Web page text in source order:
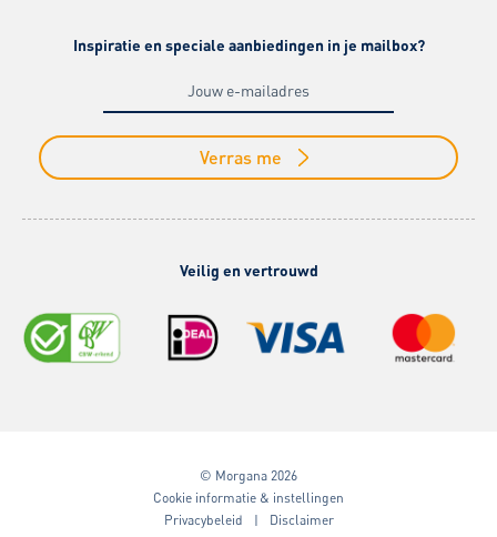
Inspiratie en speciale aanbiedingen in je mailbox?
Verras me
Veilig en vertrouwd
© Morgana 2026
Cookie informatie & instellingen
Privacybeleid
Disclaimer